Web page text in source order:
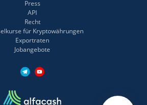
Press
API
Recht
für Kryptowährungen
Exportraten
Jobangebote